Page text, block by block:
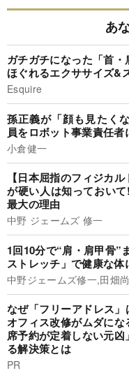
あ
ガチガチになった「首
ほぐれるエクササイズ&
Esquire
孫正義が「顔も見たく
員をロボット事業責任
小倉健一
【日本屈指のフィジカ
が硬い人は知っておい
最大の理由
中野 ジェームズ 修一
1回10分で“肩・肩甲骨”
ストレッチ」で健康な体
中野ジェームズ修一,田畑
なぜ「フリーアドレス
オフィス改修がムダに
席予約が定着しない元
る解決策とは
PR